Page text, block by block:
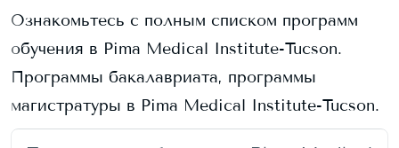
Ознакомьтесь с полным списком программ
обучения в Pima Medical Institute-Tucson.
Программы бакалавриата, программы
магистратуры в Pima Medical Institute-Tucson.